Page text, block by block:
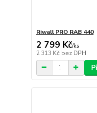
Riwall PRO RAB 440
2 799 Kč/ks
2 313 Kč bez DPH